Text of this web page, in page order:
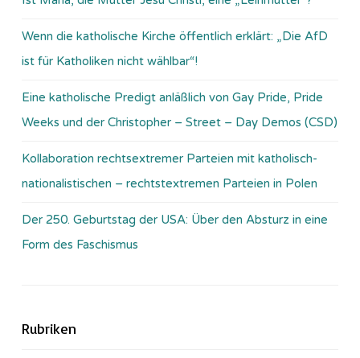
Wenn die katholische Kirche öffentlich erklärt: „Die AfD
ist für Katholiken nicht wählbar“!
Eine katholische Predigt anläßlich von Gay Pride, Pride
Weeks und der Christopher – Street – Day Demos (CSD)
Kollaboration rechtsextremer Parteien mit katholisch-
nationalistischen – rechtstextremen Parteien in Polen
Der 250. Geburtstag der USA: Über den Absturz in eine
Form des Faschismus
Rubriken